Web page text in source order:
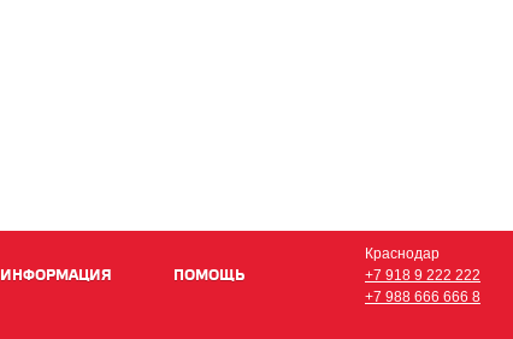
ИНФОРМАЦИЯ ПОМОЩЬ
Краснодар
+7 918 9 222 222
+7 988 666 666 8